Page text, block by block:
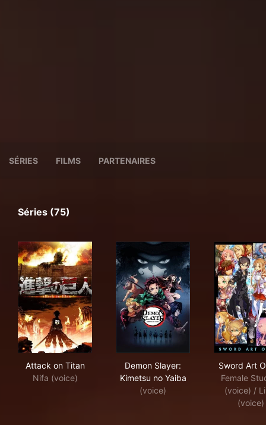
SÉRIES FILMS PARTENAIRES
Séries (75)
Attack on Titan
Nifa (voice)
Demon Slayer:
Kimetsu no Yaiba
(voice)
Sword Art
Female
(voice) /
(voice)